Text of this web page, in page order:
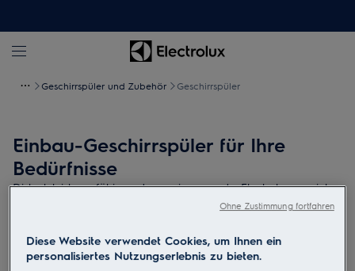
Geschirrspüler und Zubehör Geschirrspüler
Einbau-Geschirrspüler für Ihre
Bedürfnisse
Diskret, leistungsfähig und energiesparend – Electrolux vereint
innovative Technik mit modernem Design und bietet gleichzeitig
Diese Website verwendet Cookies, um Ihnen ein
personalisiertes Nutzungserlebnis zu bieten.
Ohne Zustimmung fortfahren